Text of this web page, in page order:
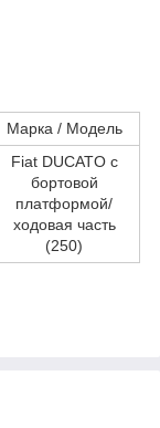
Марка / Модель
Fiat DUCATO c
бортовой
платформой/
ходовая часть
(250)